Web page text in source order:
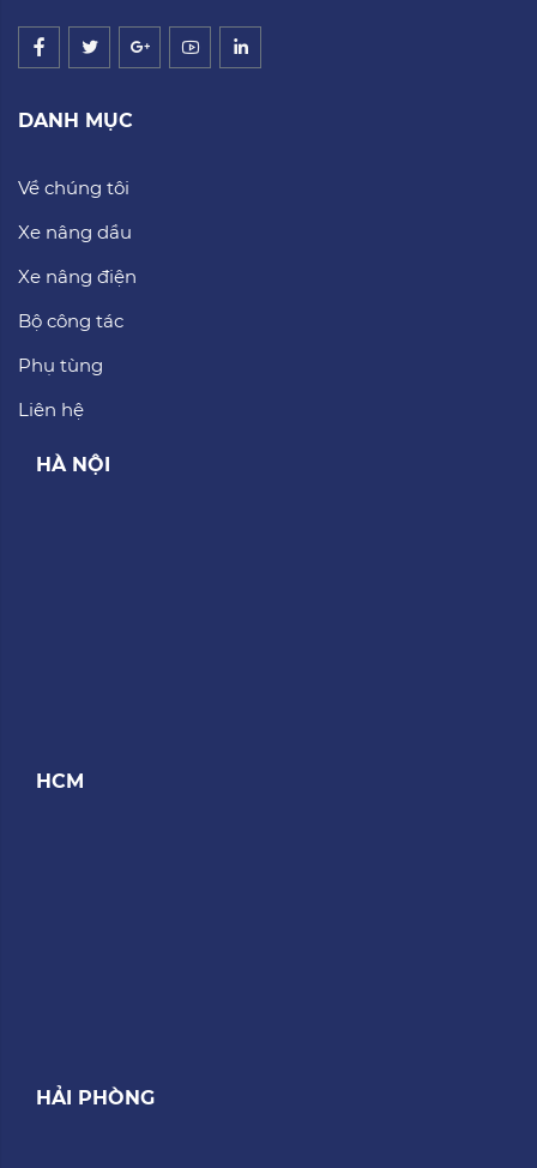
DANH MỤC
Về chúng tôi
Xe nâng dầu
Xe nâng điện
Bộ công tác
Phụ tùng
Liên hệ
HÀ NỘI
HCM
HẢI PHÒNG